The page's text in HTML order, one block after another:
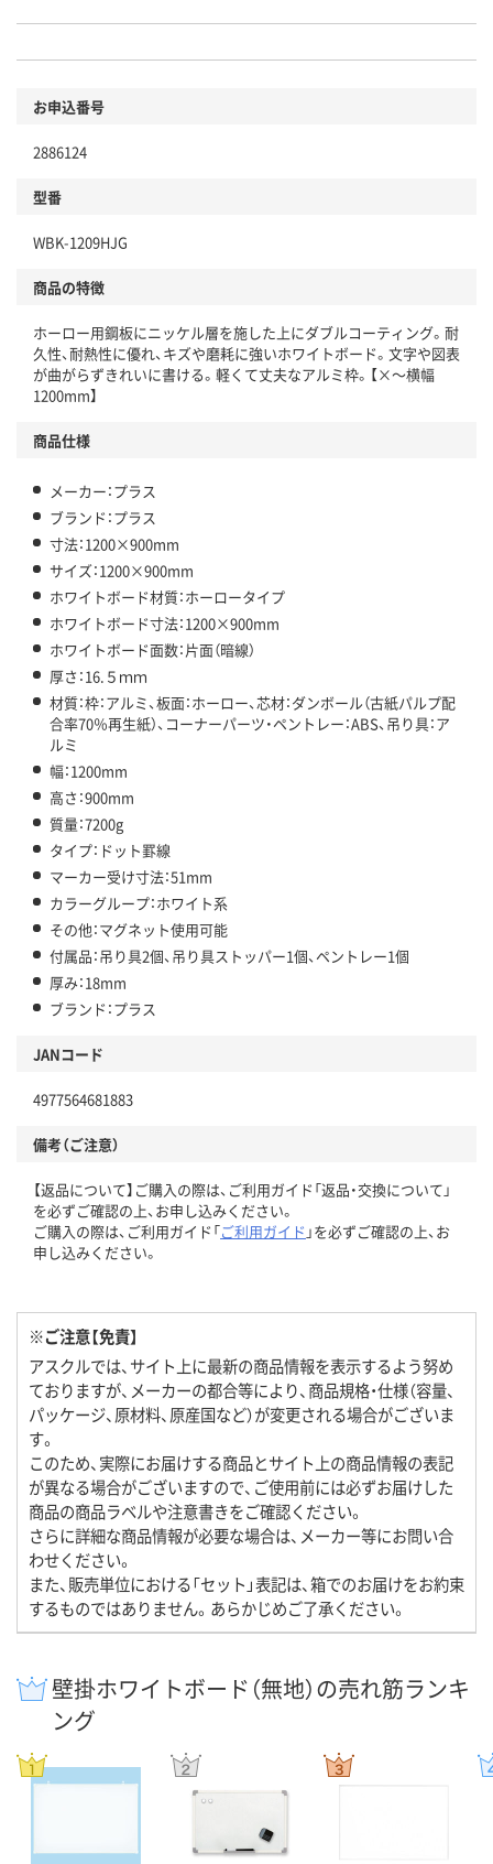
お申込番号
2886124
型番
WBK-1209HJG
商品の特徴
ホーロー用鋼板にニッケル層を施した上にダブルコーティング。耐
久性、耐熱性に優れ、キズや磨耗に強いホワイトボード。文字や図表
が曲がらずきれいに書ける。軽くて丈夫なアルミ枠。【×～横幅
1200mm】
商品仕様
メーカー：プラス
ブランド：プラス
寸法：1200×900mm
サイズ：1200×900mm
ホワイトボード材質：ホーロータイプ
ホワイトボード寸法：1200×900mm
ホワイトボード面数：片面（暗線）
厚さ：16.５ｍｍ
材質：枠：アルミ、板面：ホーロー、芯材：ダンボール（古紙パルプ配
合率70％再生紙）、コーナーパーツ・ペントレー：ABS、吊り具：ア
ルミ
幅：1200mm
高さ：900mm
質量：7200g
タイプ：ドット罫線
マーカー受け寸法：51mm
カラーグループ：ホワイト系
その他：マグネット使用可能
付属品：吊り具2個、吊り具ストッパー1個、ペントレー1個
厚み：18mm
ブランド：プラス
JANコード
4977564681883
備考（ご注意）
【返品について】ご購入の際は、ご利用ガイド「返品・交換について」
を必ずご確認の上、お申し込みください。
ご購入の際は、ご利用ガイド「ご利用ガイド 」を必ずご確認の上、お
申し込みください。
※ご注意【免責】
アスクルでは、サイト上に最新の商品情報を表示するよう努め
ておりますが、メーカーの都合等により、商品規格・仕様（容量、
パッケージ、原材料、原産国など）が変更される場合がございま
す。
このため、実際にお届けする商品とサイト上の商品情報の表記
が異なる場合がございますので、ご使用前には必ずお届けした
商品の商品ラベルや注意書きをご確認ください。
さらに詳細な商品情報が必要な場合は、メーカー等にお問い合
わせください。
また、販売単位における「セット」表記は、箱でのお届けをお約束
するものではありません。あらかじめご了承ください。
壁掛ホワイトボード（無地）の売れ筋ランキ
ング